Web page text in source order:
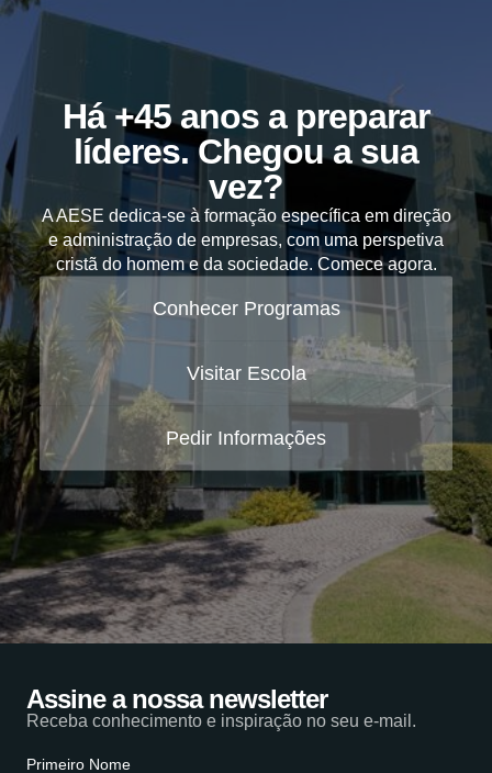
Há +45 anos a preparar
líderes. Chegou a sua
vez?
A AESE dedica-se à formação específica em direção
e administração de empresas, com uma perspetiva
cristã do homem e da sociedade. Comece agora.
Conhecer Programas
Visitar Escola
Pedir Informações
Assine a nossa newsletter
Receba conhecimento e inspiração no seu e-mail.
Primeiro Nome